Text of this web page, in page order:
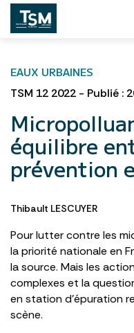
EAUX URBAINES
TSM 12 2022 - Publié :
équilibre
prévention
Thibault LESCUYER
Pour lutter contre les
la priorité nationale en
la source. Mais les
complexes et la
en station d’épuration
scène.